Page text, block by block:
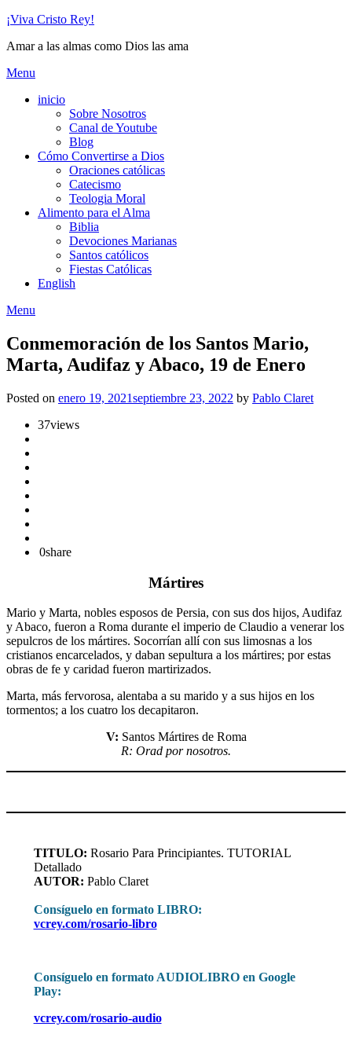
Skip
content
¡Viva Cristo Rey!
Amar a las almas como Dios las ama
Menu
inicio
Sobre Nosotros
Canal de Youtube
Blog
Cómo Convertirse a Dios
Oraciones católicas
Catecismo
Teologia Moral
Alimento para el Alma
Biblia
Devociones Marianas
Santos católicos
Fiestas Católicas
English
Menu
Conmemoración de los Santos Mario,
Marta, Audifaz y Abaco, 19 de Enero
Posted on enero 19, 2021septiembre 23, 2022 by Pablo Claret
37views
0share
Mártires
Mario y Marta, nobles esposos de Persia, con sus dos hijos, Audifaz
y Abaco, fueron a Roma durante el imperio de Claudio a venerar los
sepulcros de los mártires. Socorrían allí con sus limosnas a los
cristianos encarcelados, y daban sepultura a los mártires; por estas
obras de fe y caridad fueron martirizados.
Marta, más fervorosa, alentaba a su marido y a sus hijos en los
tormentos; a los cuatro los decapitaron.
V: Santos Mártires de Roma
R: Orad por nosotros.
TITULO: Rosario Para Principiantes. TUTORIAL
Detallado
AUTOR: Pablo Claret
Consíguelo en formato LIBRO:
vcrey.com/rosario-libro
Consíguelo en formato AUDIOLIBRO en Google
Play:
vcrey.com/rosario-audio